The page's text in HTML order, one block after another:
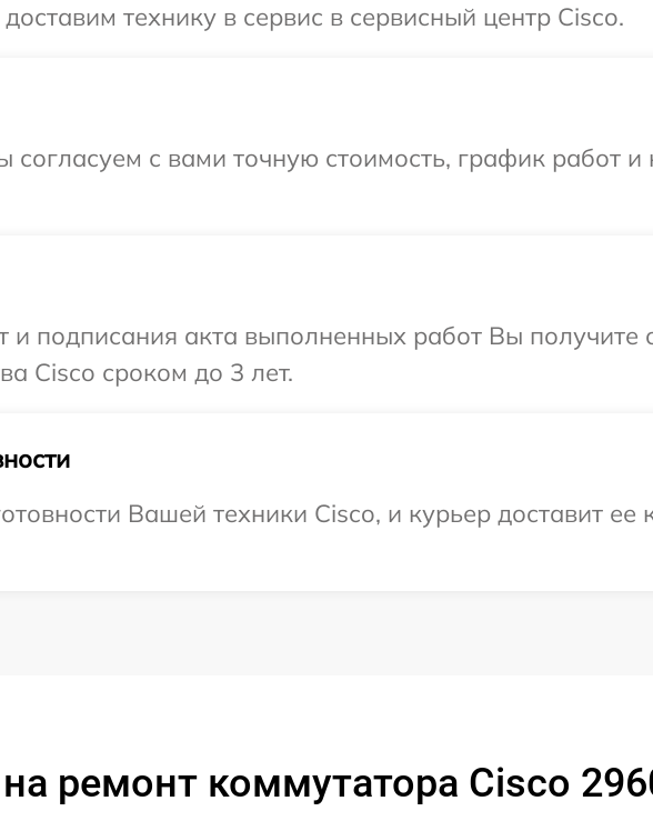
технику в сервис в сервисный центр Cisco.
согласуем с вами точную стоимость, график работ
и подписания акта выполненных работ Вы
Cisco сроком до 3 лет.
Вашей техники Cisco, и курьер доставит
ремонт коммутатора Cisco